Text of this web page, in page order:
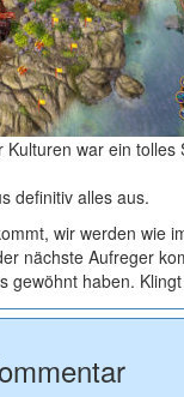
war ein tolles
definitiv alles aus.
wir werden wie
nächste Aufreger
gewöhnt haben.